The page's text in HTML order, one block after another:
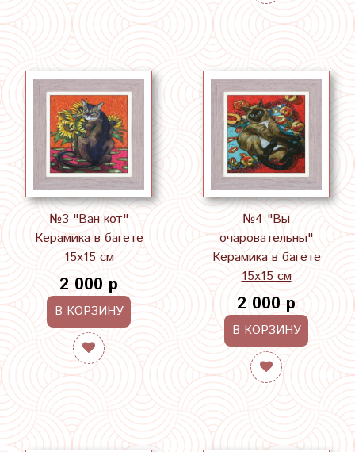
№3 "Ван кот"
Керамика в багете
15х15 см
2 000 р
В КОРЗИНУ
№4 "Вы
очаровательны"
Керамика в багете
15х15 см
2 000 р
В КОРЗИНУ